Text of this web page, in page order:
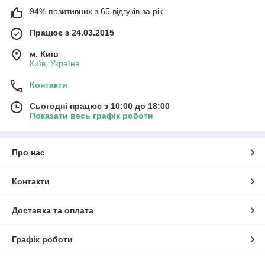
94% позитивних з 65 відгуків за рік
Працює з 24.03.2015
м. Київ
Київ, Україна
Контакти
Сьогодні працює з 10:00 до 18:00
Показати весь графік роботи
Про нас
Контакти
Доставка та оплата
Графік роботи